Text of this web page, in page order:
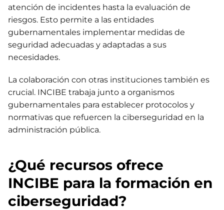
atención de incidentes hasta la evaluación de
riesgos. Esto permite a las entidades
gubernamentales implementar medidas de
seguridad adecuadas y adaptadas a sus
necesidades.
La colaboración con otras instituciones también es
crucial. INCIBE trabaja junto a organismos
gubernamentales para establecer protocolos y
normativas que refuercen la ciberseguridad en la
administración pública.
¿Qué recursos ofrece
INCIBE para la formación en
ciberseguridad?